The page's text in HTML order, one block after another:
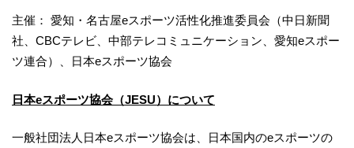
主催： 愛知・名古屋eスポーツ活性化推進委員会（中日新聞
社、CBCテレビ、中部テレコミュニケーション、愛知eスポー
ツ連合）、日本eスポーツ協会
日本eスポーツ協会（JESU）について
一般社団法人日本eスポーツ協会は、日本国内のeスポーツの